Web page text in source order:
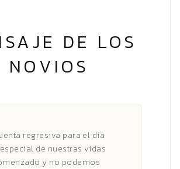
DE LOS
NOVIOS
regresiva para el día
de nuestras vidas
y no podemos